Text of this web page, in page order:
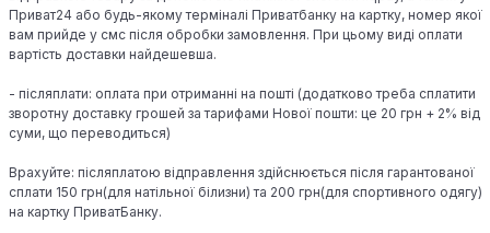
Приват24 або будь-якому терміналі Приватбанку на картку, номер якої
вам прийде у смс після обробки замовлення. При цьому виді оплати
вартість доставки найдешевша.
- післяплати: оплата при отриманні на пошті (додатково треба сплатити
зворотну доставку грошей за тарифами Нової пошти: це 20 грн + 2% від
суми, що переводиться)
Врахуйте: післяплатою відправлення здійснюється після гарантованої
сплати 150 грн(для натільної білизни) та 200 грн(для спортивного одягу)
на картку ПриватБанку.